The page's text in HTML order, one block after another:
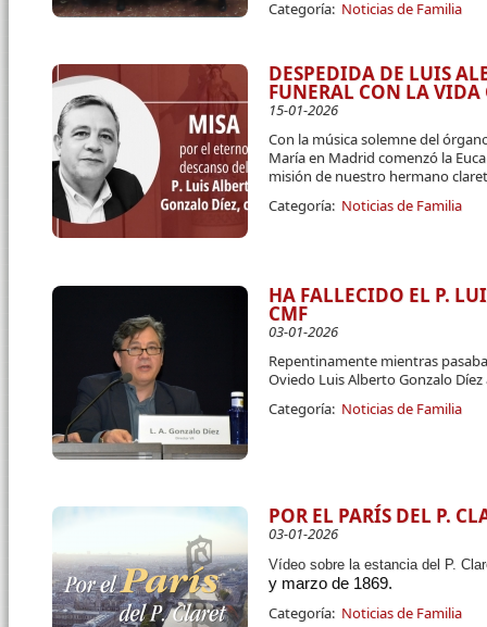
Categoría: Noticias de Familia
DESPEDIDA DE LUIS
FUNERAL CON LA VIDA
15-01-2026
Con la música solemne del
María en Madrid comenzó la
misión de nuestro hermano
Categoría: Noticias de Familia
HA FALLECIDO EL P.
CMF
03-01-2026
Repentinamente mientras
Oviedo Luis Alberto Gonzalo
Categoría: Noticias de Familia
POR EL PARÍS DEL P.
03-01-2026
Vídeo sobre la estancia del P.
y marzo de 1869.
Categoría: Noticias de Familia